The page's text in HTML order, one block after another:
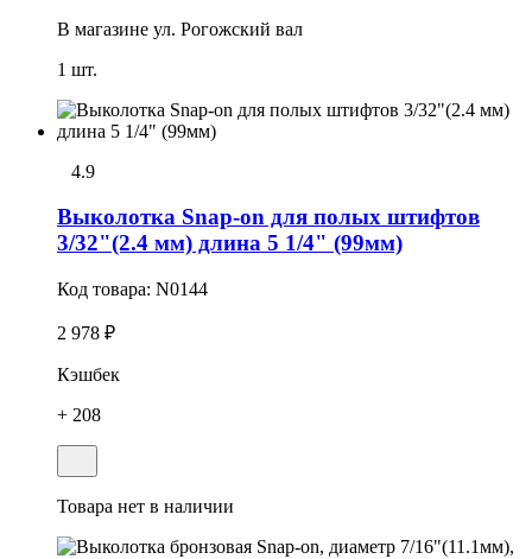
В магазине ул. Рогожский вал
1 шт.
4.9
Выколотка Snap-on для полых штифтов
3/32"(2.4 мм) длина 5 1/4" (99мм)
Код товара: N0144
2 978 ₽
Кэшбек
+ 208
Товара нет в наличии